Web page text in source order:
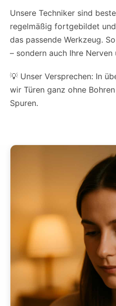
Unsere Techniker sind
regelmäßig fortgebildet
das passende Werkzeug.
– sondern auch Ihre
💡 Unser Versprechen: In
wir Türen ganz ohne
Spuren.